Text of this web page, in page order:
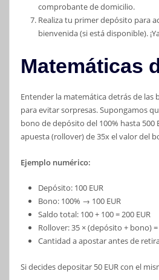
comprobante de domicilio.
Realiza tu primer depósito para
bienvenida (si está disponible).
Matemáticas
Entender la matemática detrás de las
para evitar sorpresas. Supongamos
bono de depósito del 100% hasta 500
apuesta (rollover) de 35x el valor del
Ejemplo numérico:
Depósito: 100 EUR
Bono: 100% → 100 EUR
Saldo total: 100 + 100 = 200 EUR
Rollover: 35 × (depósito + bono) =
Cantidad a apostar antes de
Si decides depositar 50 EUR con el